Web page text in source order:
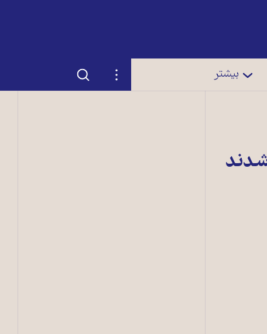
بیشتر تنظیمات جستجو
شدند